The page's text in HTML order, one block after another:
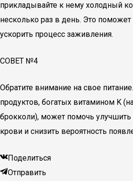
прикладывайте к нему холодный
несколько раз в день. Это
ускорить процесс заживления.
СОВЕТ №4
Обратите внимание на свое
продуктов, богатых витамином K
брокколи), может помочь
крови и снизить вероятность
Поделиться
Отправить